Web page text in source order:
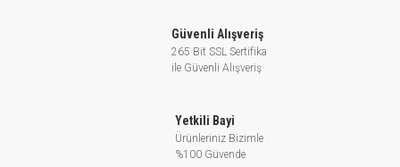
Kolay Kullanım
Ejektör Sayesinde Uygun Tesisat ile 27
Temiz Su Uygulamaları İçin Uygundur.
Güvenli Alışveriş
265 Bit SSL Sertifika
ile Güvenli Alışveriş
Yetkili Bayi
Ürünleriniz Bizimle
%100 Güvende